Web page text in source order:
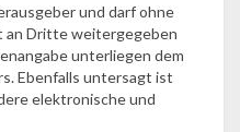
und darf ohne
an Dritte weitergegeben
unterliegen dem
Ebenfalls untersagt ist
elektronische und